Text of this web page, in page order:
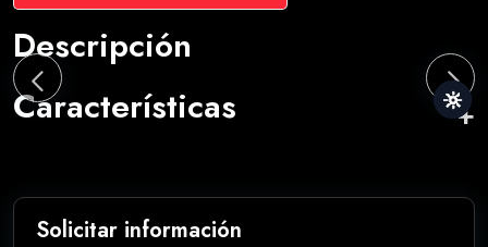
Descripción
Características
Solicitar información